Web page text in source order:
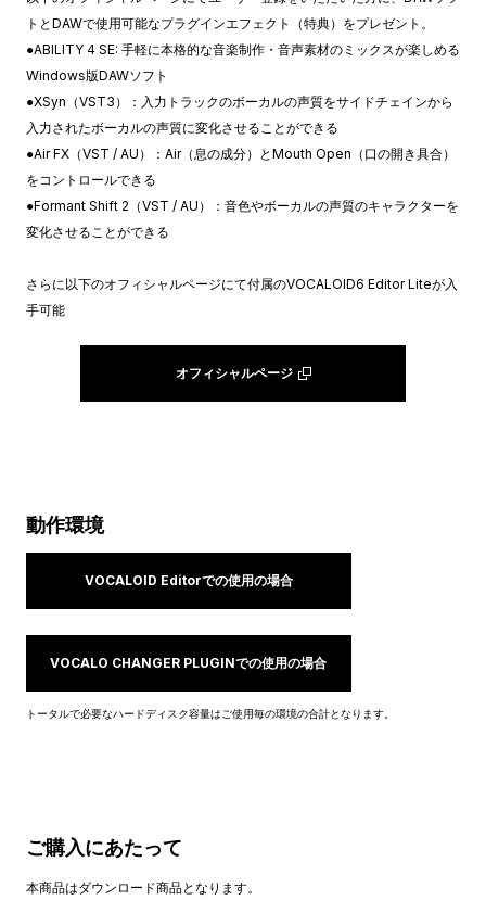
トとDAWで使用可能なプラグインエフェクト（特典）をプレゼント。
●ABILITY 4 SE: 手軽に本格的な音楽制作・音声素材のミックスが楽しめる
Windows版DAWソフト
●XSyn（VST3）：入力トラックのボーカルの声質をサイドチェインから
入力されたボーカルの声質に変化させることができる
●Air FX（VST / AU）：Air（息の成分）とMouth Open（口の開き具合）
をコントロールできる
●Formant Shift 2（VST / AU）：音色やボーカルの声質のキャラクターを
変化させることができる
さらに以下のオフィシャルページにて付属のVOCALOID6 Editor Liteが入
手可能
オフィシャルページ
動作環境
VOCALOID Editorでの使用の場合
VOCALO CHANGER PLUGINでの使用の場合
トータルで必要なハードディスク容量はご使用毎の環境の合計となります。
ご購入にあたって
本商品はダウンロード商品となります。